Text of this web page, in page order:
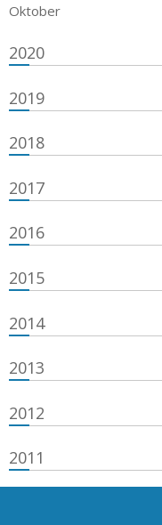
Oktober
2020
2019
2018
2017
2016
2015
2014
2013
2012
2011